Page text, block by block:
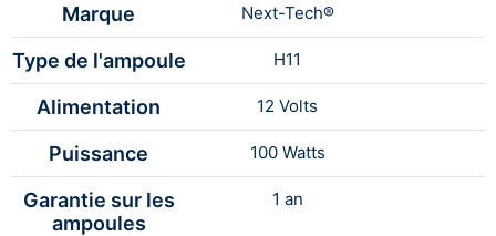
Marque Next-Tech®
Type de l'ampoule H11
Alimentation 12 Volts
Puissance 100 Watts
Garantie sur les
ampoules
1 an